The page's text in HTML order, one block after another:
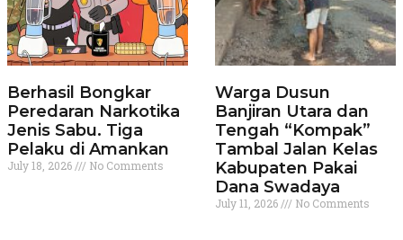
Berhasil Bongkar
Peredaran Narkotika
Jenis Sabu. Tiga
Pelaku di Amankan
July 18, 2026 No Comments
Warga Dusun
Banjiran Utara dan
Tengah “Kompak”
Tambal Jalan Kelas
Kabupaten Pakai
Dana Swadaya
July 11, 2026 No Comments